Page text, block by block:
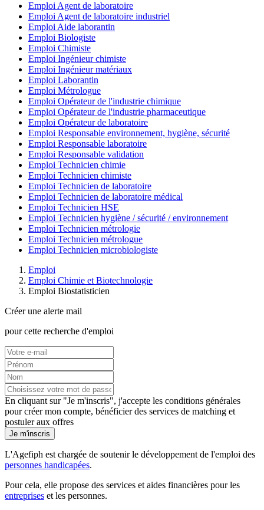
Emploi Agent de laboratoire
Emploi Agent de laboratoire industriel
Emploi Aide laborantin
Emploi Biologiste
Emploi Chimiste
Emploi Ingénieur chimiste
Emploi Ingénieur matériaux
Emploi Laborantin
Emploi Métrologue
Emploi Opérateur de l'industrie chimique
Emploi Opérateur de l'industrie pharmaceutique
Emploi Opérateur de laboratoire
Emploi Responsable environnement, hygiène, sécurité
Emploi Responsable laboratoire
Emploi Responsable validation
Emploi Technicien chimie
Emploi Technicien chimiste
Emploi Technicien de laboratoire
Emploi Technicien de laboratoire médical
Emploi Technicien HSE
Emploi Technicien hygiène / sécurité / environnement
Emploi Technicien métrologie
Emploi Technicien métrologue
Emploi Technicien microbiologiste
Emploi
Emploi Chimie et Biotechnologie
Emploi Biostatisticien
Créer une alerte mail
pour cette recherche d'emploi
En cliquant sur "Je m'inscris", j'accepte les conditions générales
pour créer mon compte, bénéficier des services de matching et
postuler aux offres
Je m'inscris
L'Agefiph est chargée de soutenir le développement de l'emploi des
personnes handicapées.
Pour cela, elle propose des services et aides financières pour les
entreprises et les personnes.